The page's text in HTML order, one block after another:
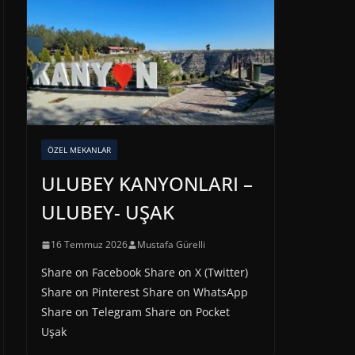
ÖZEL MEKANLAR
ULUBEY KANYONLARI –
ULUBEY- UŞAK
16 Temmuz 2026 Mustafa Gürelli
Share on Facebook Share on X (Twitter)
Share on Pinterest Share on WhatsApp
Share on Telegram Share on Pocket
Uşak